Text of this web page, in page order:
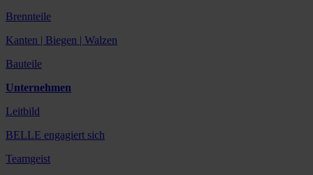
Brennteile
Kanten | Biegen | Walzen
Bauteile
Unternehmen
Leitbild
BELLE engagiert sich
Teamgeist